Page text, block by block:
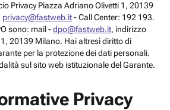
Privacy Piazza Adriano Olivetti 1, 20139
privacy@fastweb.it- Call Center: 192 193.
sono: mail -dpo@fastweb.it, indirizzo
20139 Milano. Hai altresì diritto di
per la protezione dei dati personali.
sul sito web istituzionale del Garante.
Privacy